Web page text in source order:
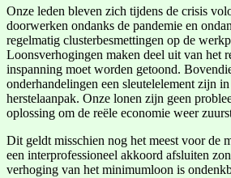
Onze leden bleven zich tijdens de crisis
doorwerken ondanks de pandemie en
regelmatig clusterbesmettingen op de
Loonsverhogingen maken deel uit van het
inspanning moet worden getoond.
onderhandelingen een sleutelelement zijn
herstelaanpak. Onze lonen zijn geen
oplossing om de reële economie weer
Dit geldt misschien nog het meest voor de
een interprofessioneel akkoord afsluiten
verhoging van het minimumloon is